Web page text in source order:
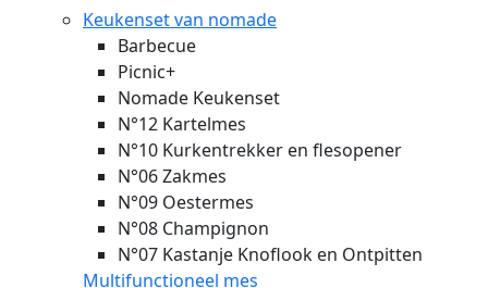
Keukenset van nomade
Barbecue
Picnic+
Nomade Keukenset
N°12 Kartelmes
N°10 Kurkentrekker en flesopener
N°06 Zakmes
N°09 Oestermes
N°08 Champignon
N°07 Kastanje Knoflook en Ontpitten
Multifunctioneel mes